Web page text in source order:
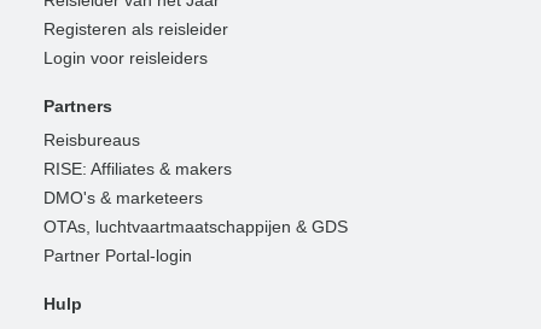
Registeren als reisleider
Login voor reisleiders
Partners
Reisbureaus
RISE: Affiliates & makers
DMO's & marketeers
OTAs, luchtvaartmaatschappijen & GDS
Partner Portal-login
Hulp